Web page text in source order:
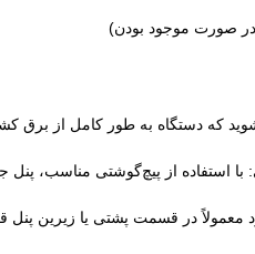
صورت موجود بودن)
که دستگاه به طور کامل از برق
با استفاده از پیچ‌گوشتی مناسب، پنل
در قسمت پشتی یا زیرین پنل